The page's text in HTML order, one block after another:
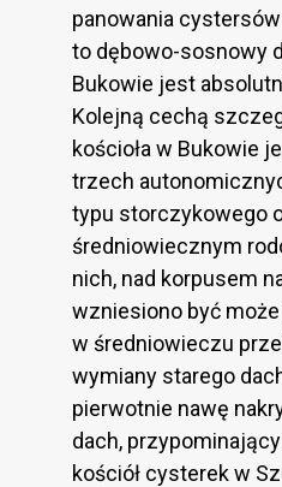
panowania
to dębowo-sosnowy
Bukowie jest
Kolejną cechą
kościoła w Bukowie
trzech
typu storczykowego
średniowiecznym
nich, nad korpusem
wzniesiono być
w średniowieczu
wymiany starego
pierwotnie nawę
dach,
kościół cysterek w